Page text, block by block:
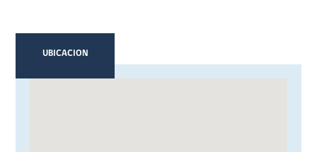
UBICACION